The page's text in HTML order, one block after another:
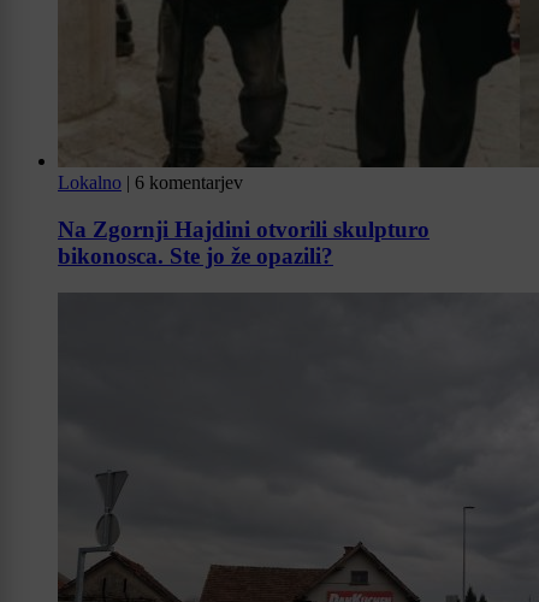
Lokalno | 6 komentarjev
Na Zgornji Hajdini otvorili skulpturo
bikonosca. Ste jo že opazili?